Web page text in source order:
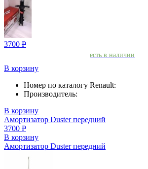
3700 Р
есть в наличии
В корзину
Номер по каталогу Renault:
Производитель:
В корзину
Амортизатор Duster передний
3700 Р
В корзину
Амортизатор Duster передний